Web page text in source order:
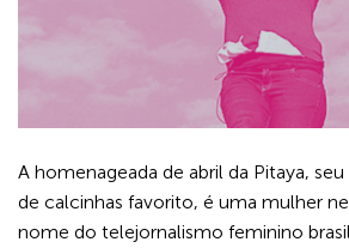
A homenageada de abril da Pitaya,
de calcinhas favorito, é uma mulher
nome do telejornalismo feminino